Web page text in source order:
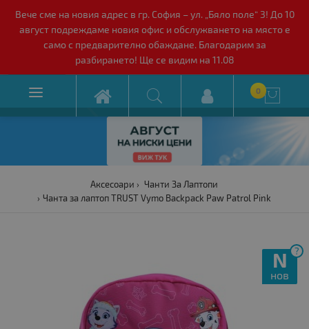
Вече сме на новия адрес в гр. София – ул. „Бяло поле“ 3! До 10
август подреждаме новия офис и обслужването на място е
само с предварително обаждане. Благодарим за
разбирането! Ще се видим на 11.08
 0 
Аксесоари
Чанти За Лаптопи
Чанта за лаптоп TRUST Vymo Backpack Paw Patrol Pink
?
N
нов